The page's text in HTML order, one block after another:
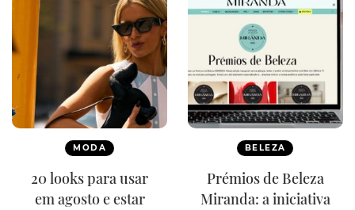
MODA
20 looks para usar
em agosto e estar
BELEZA
Prémios de Beleza
Miranda: a iniciativa